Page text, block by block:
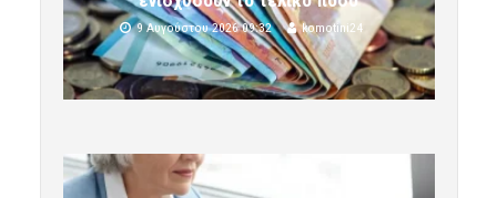
9 Αυγούστου 2026 09:32 komotini24